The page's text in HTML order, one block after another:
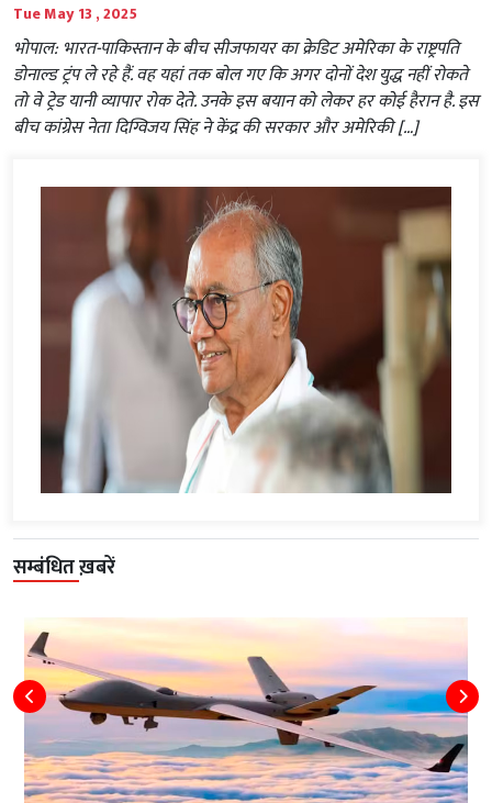
Tue May 13 , 2025
भोपाल: भारत-पाकिस्तान के बीच सीजफायर का क्रेडिट अमेरिका के राष्ट्रपति
डोनाल्ड ट्रंप ले रहे हैं. वह यहां तक बोल गए कि अगर दोनों देश युद्ध नहीं रोकते
तो वे ट्रेड यानी व्यापार रोक देते. उनके इस बयान को लेकर हर कोई हैरान है. इस
बीच कांग्रेस नेता दिग्विजय सिंह ने केंद्र की सरकार और अमेरिकी […]
सम्बंधित ख़बरें